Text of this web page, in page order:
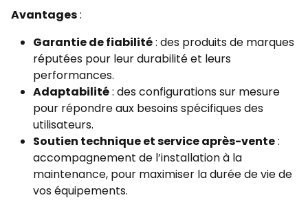
Avantages:
Garantie de fiabilité: des produits de marques
réputées pour leur durabilité et leurs
performances.
Adaptabilité: des configurations sur mesure
pour répondre aux besoins spécifiques des
utilisateurs.
Soutien technique et service après-vente:
accompagnement de l’installation à la
maintenance, pour maximiser la durée de vie de
vos équipements.